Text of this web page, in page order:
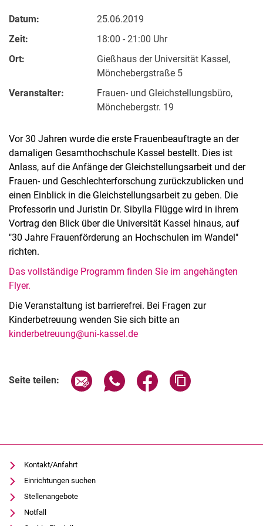
Datum:
25.06.2019
Zeit:
18:00 - 21:00 Uhr
Ort:
Gießhaus der Universität Kassel,
Mönchebergstraße 5
Veranstalter:
Frauen- und Gleichstellungsbüro,
Mönchebergstr. 19
Vor 30 Jahren wurde die erste Frauenbeauftragte an der
damaligen Gesamthochschule Kassel bestellt. Dies ist
Anlass, auf die Anfänge der Gleichstellungsarbeit und der
Frauen- und Geschlechterforschung zurückzublicken und
einen Einblick in die Gleichstellungsarbeit zu geben. Die
Professorin und Juristin Dr. Sibylla Flügge wird in ihrem
Vortrag den Blick über die Universität Kassel hinaus, auf
"30 Jahre Frauenförderung an Hochschulen im Wandel"
richten.
Das vollständige Programm finden Sie im angehängten
Flyer.
Die Veranstaltung ist barrierefrei. Bei Fragen zur
Kinderbetreuung wenden Sie sich bitte an
kinderbetreuung@uni-kassel.de
Seite teilen: Seite über E-Mail teilen
Seite über WhatsApp teilen
Seite über Facebook
Kontakt/Anfahrt
Einrichtungen suchen
Stellenangebote
Notfall